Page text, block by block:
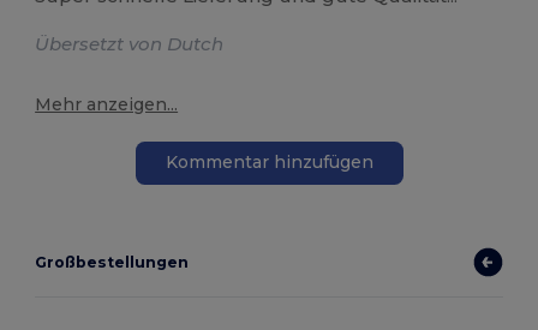
Übersetzt von Dutch
Mehr anzeigen...
Kommentar hinzufügen
Großbestellungen